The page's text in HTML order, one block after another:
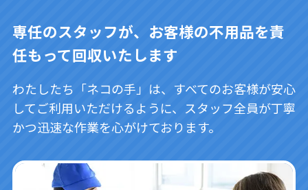
専任のスタッフが、お客様の不用品を責
任もって回収いたします
わたしたち「ネコの手」は、すべてのお客様が安心
してご利用いただけるように、スタッフ全員が丁寧
かつ迅速な作業を心がけております。